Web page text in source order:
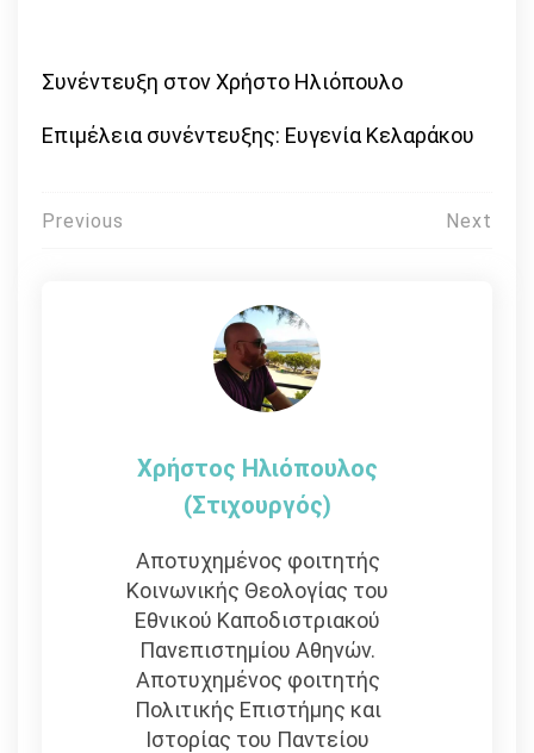
Συνέντευξη στον Χρήστο Ηλιόπουλο
Επιμέλεια συνέντευξης: Ευγενία Κελαράκου
Πλοήγηση
Previous Next
Χρήστος Ηλιόπουλος
(στιχουργός)
Αποτυχημένος φοιτητής
Κοινωνικής Θεολογίας του
Εθνικού Καποδιστριακού
Πανεπιστημίου Αθηνών.
Αποτυχημένος φοιτητής
Πολιτικής Επιστήμης και
Ιστορίας του Παντείου